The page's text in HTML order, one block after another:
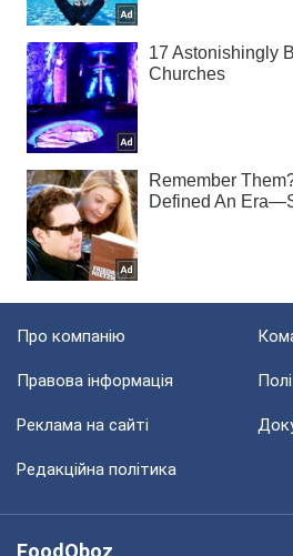
Про компанію
Правова інформація
Реклама на сайті
Редакційна політика
FoodOboz